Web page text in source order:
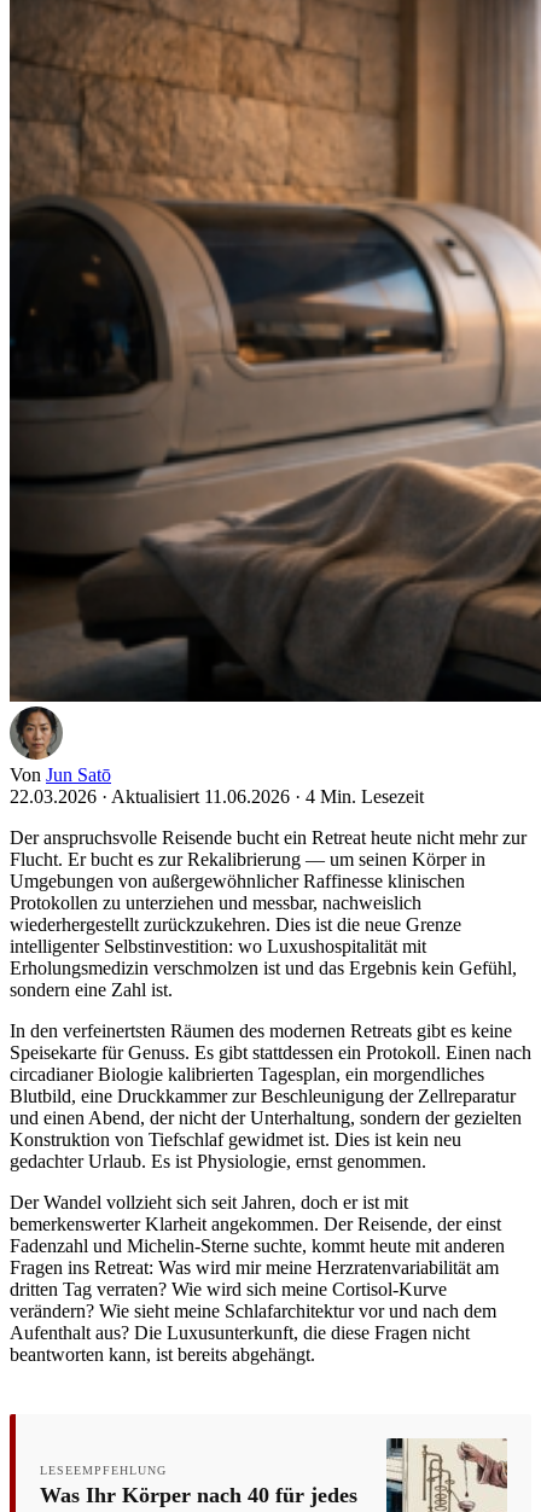
Von Jun Satō
22.03.2026 · Aktualisiert 11.06.2026 · 4 Min. Lesezeit
Der anspruchsvolle Reisende bucht ein Retreat heute nicht mehr zur
Flucht. Er bucht es zur Rekalibrierung — um seinen Körper in
Umgebungen von außergewöhnlicher Raffinesse klinischen
Protokollen zu unterziehen und messbar, nachweislich
wiederhergestellt zurückzukehren. Dies ist die neue Grenze
intelligenter Selbstinvestition: wo Luxushospitalität mit
Erholungsmedizin verschmolzen ist und das Ergebnis kein Gefühl,
sondern eine Zahl ist.
In den verfeinertsten Räumen des modernen Retreats gibt es keine
Speisekarte für Genuss. Es gibt stattdessen ein Protokoll. Einen nach
circadianer Biologie kalibrierten Tagesplan, ein morgendliches
Blutbild, eine Druckkammer zur Beschleunigung der Zellreparatur
und einen Abend, der nicht der Unterhaltung, sondern der gezielten
Konstruktion von Tiefschlaf gewidmet ist. Dies ist kein neu
gedachter Urlaub. Es ist Physiologie, ernst genommen.
Der Wandel vollzieht sich seit Jahren, doch er ist mit
bemerkenswerter Klarheit angekommen. Der Reisende, der einst
Fadenzahl und Michelin-Sterne suchte, kommt heute mit anderen
Fragen ins Retreat: Was wird mir meine Herzratenvariabilität am
dritten Tag verraten? Wie wird sich meine Cortisol-Kurve
verändern? Wie sieht meine Schlafarchitektur vor und nach dem
Aufenthalt aus? Die Luxusunterkunft, die diese Fragen nicht
beantworten kann, ist bereits abgehängt.
LESEEMPFEHLUNG
Was Ihr Körper nach 40 für jedes